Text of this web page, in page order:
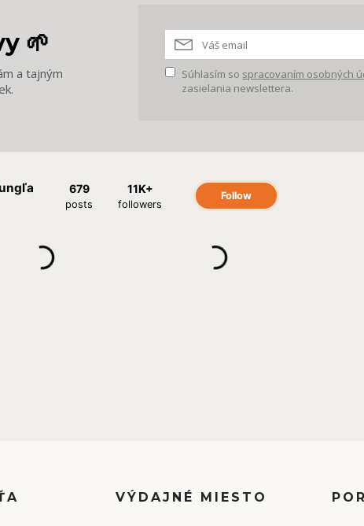
🌱
a tajným
Súhlasím so spracovaním osobných
zasielania newslettera.
VÝDAJNÉ MIESTO